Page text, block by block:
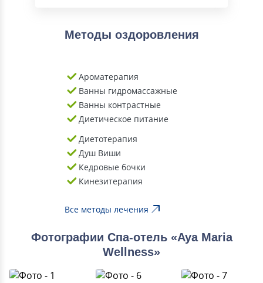
Методы оздоровления
Ароматерапия
Ванны гидромассажные
Ванны контрастные
Диетическое питание
Диетотерапия
Душ Виши
Кедровые бочки
Кинезитерапия
Все методы лечения
Фотографии Спа-отель «Aya Maria
Wellness»